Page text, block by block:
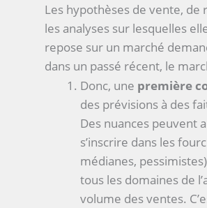
Les hypothèses de vente,
les analyses sur lesquelles
repose sur un marché
dans un passé récent, le
Donc, une première
des prévisions à des
Des nuances peuvent
s’inscrire dans les
médianes,
tous les domaines de
volume des ventes.